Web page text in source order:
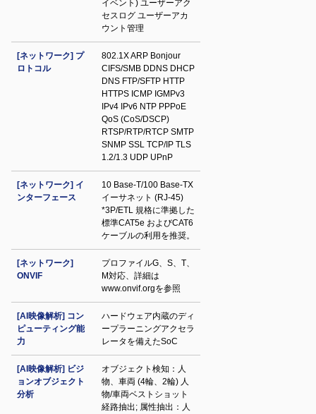
イベント) ユーザーアク
セスログ ユーザーアカ
ウント管理
[ネットワーク] プ
ロトコル
802.1X ARP Bonjour
CIFS/SMB DDNS DHCP
DNS FTP/SFTP HTTP
HTTPS ICMP IGMPv3
IPv4 IPv6 NTP PPPoE
QoS (CoS/DSCP)
RTSP/RTP/RTCP SMTP
SNMP SSL TCP/IP TLS
1.2/1.3 UDP UPnP
[ネットワーク] イ
ンターフェース
10 Base-T/100 Base-TX
イーサネット (RJ-45)
*3P/ETL 規格に準拠した
標準CAT5e およびCAT6
ケーブルの利用を推奨。
[ネットワーク]
ONVIF
プロファイルG、S、T、
M対応、詳細は
www.onvif.orgを参照
[AI映像解析] コン
ピューティング能
力
ハードウェア内蔵のディ
ープラーニングアクセラ
レータを備えたSoC
[AI映像解析] ビジ
ョンオブジェクト
分析
オブジェクト検知：人
物、車両 (4輪、2輪) 人
物/車両ベストショット
経路抽出; 属性抽出：人